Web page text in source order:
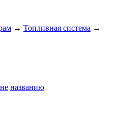
→ Топливная система →
названию